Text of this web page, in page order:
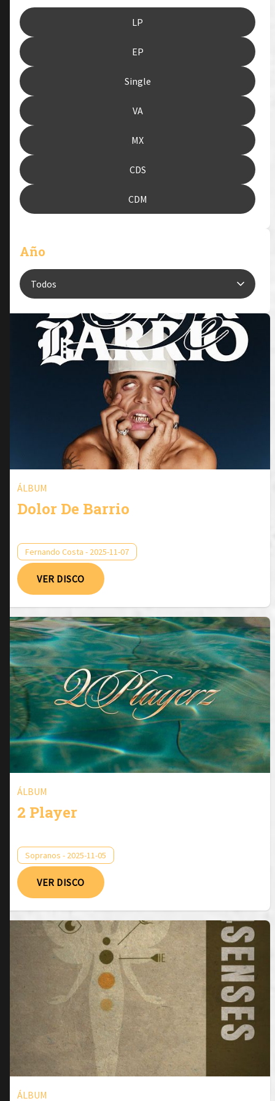
LP
EP
Single
VA
MX
CDS
CDM
Año
ÁLBUM
Dolor De Barrio
Fernando Costa - 2025-11-07
VER DISCO
ÁLBUM
2 Player
Sopranos - 2025-11-05
VER DISCO
ÁLBUM